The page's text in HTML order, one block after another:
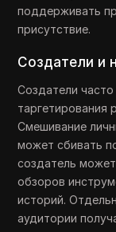
поддерживать
присутствие.
Создатели и
Создатели
таргетирования
Смешивание
может сбивать
создатель
обзоров
историй.
аудитории